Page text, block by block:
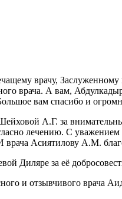
врачу,
врача. А вам,
вам спасибо и
А.Г. за
лечению. С
Асиятилову А.М.
Диляре за её
и отзывчивого